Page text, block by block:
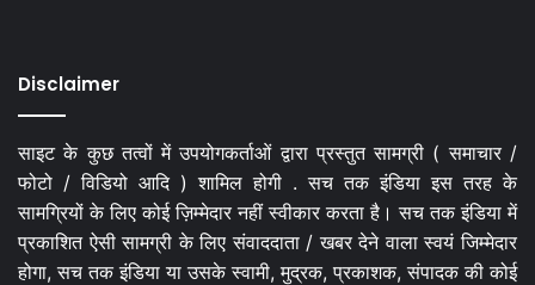
Disclaimer
साइट के कुछ तत्वों में उपयोगकर्ताओं द्वारा प्रस्तुत सामग्री ( समाचार /
फोटो / विडियो आदि ) शामिल होगी . सच तक इंडिया इस तरह के
सामग्रियों के लिए कोई ज़िम्मेदार नहीं स्वीकार करता है। सच तक इंडिया में
प्रकाशित ऐसी सामग्री के लिए संवाददाता / खबर देने वाला स्वयं जिम्मेदार
होगा, सच तक इंडिया या उसके स्वामी, मुद्रक, प्रकाशक, संपादक की कोई